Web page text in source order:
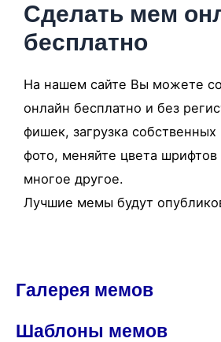
Сделать мем
бесплатно
На нашем сайте Вы можете
онлайн бесплатно и без
фишек, загрузка собственных
фото, меняйте цвета шрифтов
многое другое.
Лучшие мемы будут
Галерея мемов
Шаблоны мемов